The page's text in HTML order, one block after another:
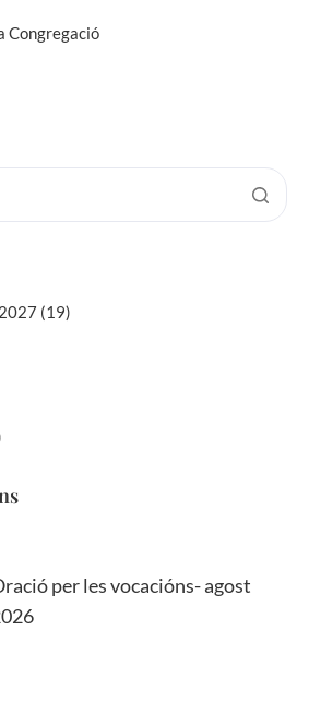
Congregació
(19)
per les vocacións- agost